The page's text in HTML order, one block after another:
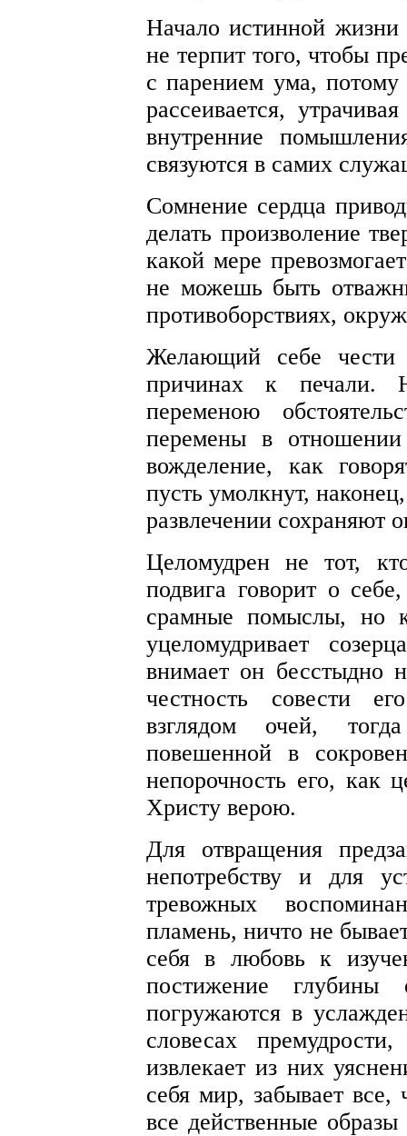
Начало истинной
не терпит того, чтобы
с парением ума, потому
рассеивается,
внутренние
связуются в самих
Сомнение сердца
делать произволение
какой мере
не можешь быть
противоборствиях,
Желающий себе чести
причинах к печали.
переменою
перемены в
вожделение, как
пусть умолкнут,
развлечении сохраняют
Целомудрен не тот,
подвига говорит о
срамные помыслы, но
уцеломудривает
внимает он бесстыдно
честность совести
взглядом очей,
повешенной в
непорочность его, как
Христу верою.
Для отвращения
непотребству и для
тревожных
пламень, ничто не
себя в любовь к
постижение
погружаются в
словесах
извлекает из них
себя мир, забывает
все действенные